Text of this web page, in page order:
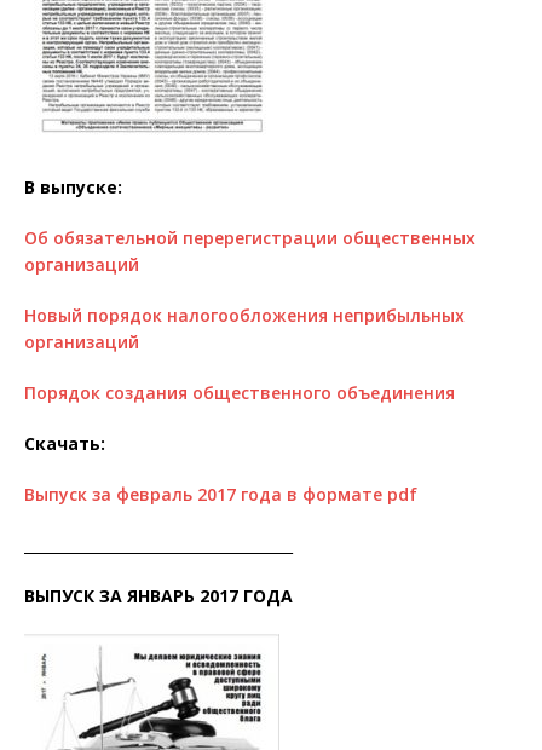
В выпуске:
Об обязательной перерегистрации общественных
организаций
Новый порядок налогообложения неприбыльных
организаций
Порядок создания общественного объединения
Скачать:
Выпуск за февраль 2017 года в формате pdf
ВЫПУСК ЗА ЯНВАРЬ 2017 ГОДА